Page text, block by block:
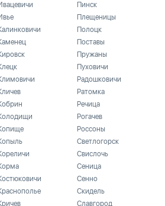
Пинск
Плещеницы
Полоцк
Поставы
Пружаны
Пуховичи
Радошковичи
Ратомка
Речица
Рогачев
Россоны
Светлогорск
Свислочь
Сеница
Сенно
Скидель
Славгород